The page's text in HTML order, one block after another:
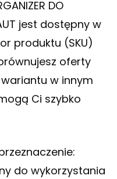
DO
jest dostępny w
produktu (SKU)
oferty
w innym
Ci szybko
do wykorzystania